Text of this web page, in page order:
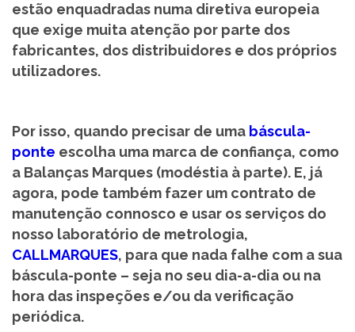
estão enquadradas numa diretiva europeia
que exige muita atenção por parte dos
fabricantes, dos distribuidores e dos próprios
utilizadores.
Por isso, quando precisar de uma báscula-
ponte escolha uma marca de confiança, como
a Balanças Marques (modéstia à parte). E, já
agora, pode também fazer um contrato de
manutenção connosco e usar os serviços do
nosso laboratório de metrologia,
CALLMARQUES, para que nada falhe com a sua
báscula-ponte – seja no seu dia-a-dia ou na
hora das inspeções e/ou da verificação
periódica.